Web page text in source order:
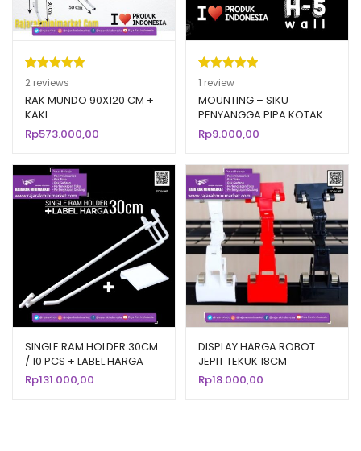
Peringkat
5.00 dari 5
berdasarka
n
2
penilaian
2 reviews
RAK MUNDO 90X120 CM +
KAKI
Rp573.000,00
Peringkat
5.00 dari 5
berdasarka
n
1
penilaian
1 review
MOUNTING – SIKU
PENYANGGA PIPA KOTAK
HITAM PUTIH
Rp9.000,00
SINGLE RAM HOLDER 30CM
/ 10 PCS + LABEL HARGA
6CM
Rp131.000,00
DISPLAY HARGA ROBOT
JEPIT TEKUK 18CM
Rp18.000,00